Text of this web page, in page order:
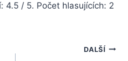
4.5 / 5. Počet hlasujících: 2
DALŠÍ